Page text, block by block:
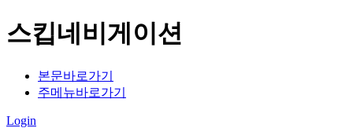
스킵네비게이션
본문바로가기
주메뉴바로가기
Login